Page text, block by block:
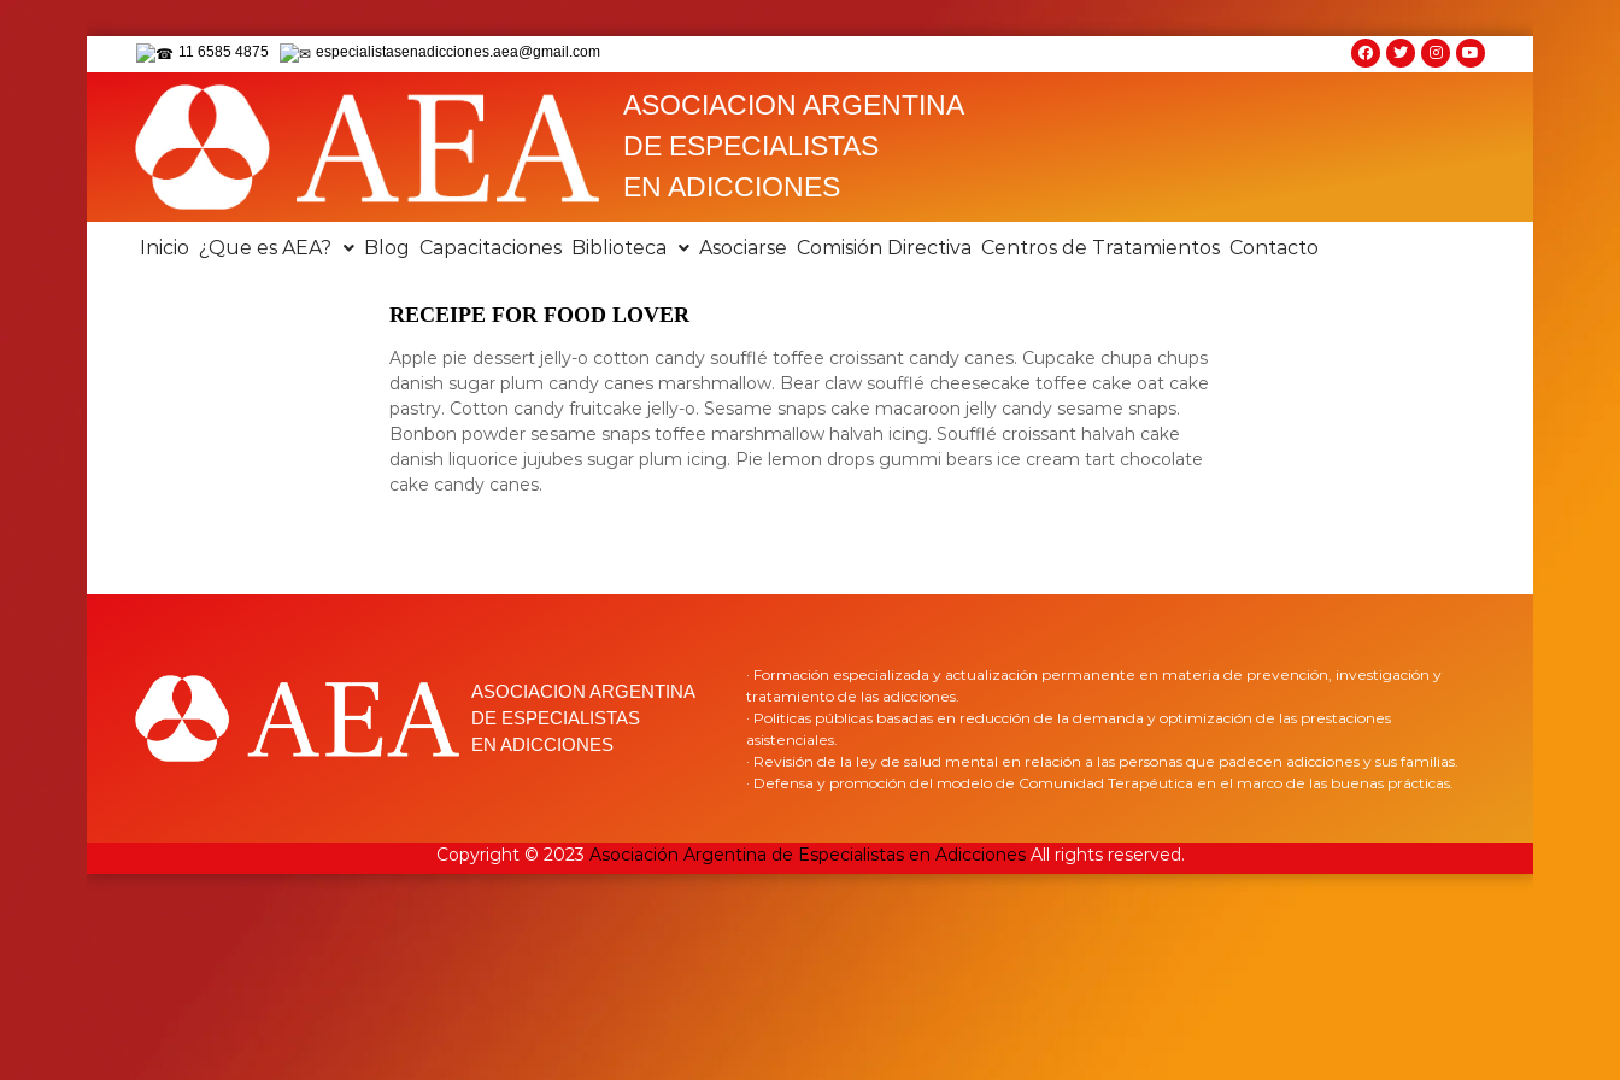
11 6585 4875 especialistasenadicciones.aea@gmail.com
ASOCIACION ARGENTINA
DE ESPECIALISTAS
EN ADICCIONES
Inicio ¿Que es AEA? Blog Capacitaciones Biblioteca Asociarse Comisión Directiva Centros de Tratamientos Contacto
RECEIPE FOR FOOD LOVER
Apple pie dessert jelly-o cotton candy soufflé toffee croissant candy canes. Cupcake chupa chups
danish sugar plum candy canes marshmallow. Bear claw soufflé cheesecake toffee cake oat cake
pastry. Cotton candy fruitcake jelly-o. Sesame snaps cake macaroon jelly candy sesame snaps.
Bonbon powder sesame snaps toffee marshmallow halvah icing. Soufflé croissant halvah cake
danish liquorice jujubes sugar plum icing. Pie lemon drops gummi bears ice cream tart chocolate
cake candy canes.
ASOCIACION ARGENTINA
DE ESPECIALISTAS
EN ADICCIONES
· Formación especializada y actualización permanente en materia de prevención, investigación y
tratamiento de las adicciones.
· Politicas públicas basadas en reducción de la demanda y optimización de las prestaciones
asistenciales.
· Revisión de la ley de salud mental en relación a las personas que padecen adicciones y sus familias.
· Defensa y promoción del modelo de Comunidad Terapéutica en el marco de las buenas prácticas.
Copyright © 2023 Asociación Argentina de Especialistas en AdiccionesAll rights reserved.